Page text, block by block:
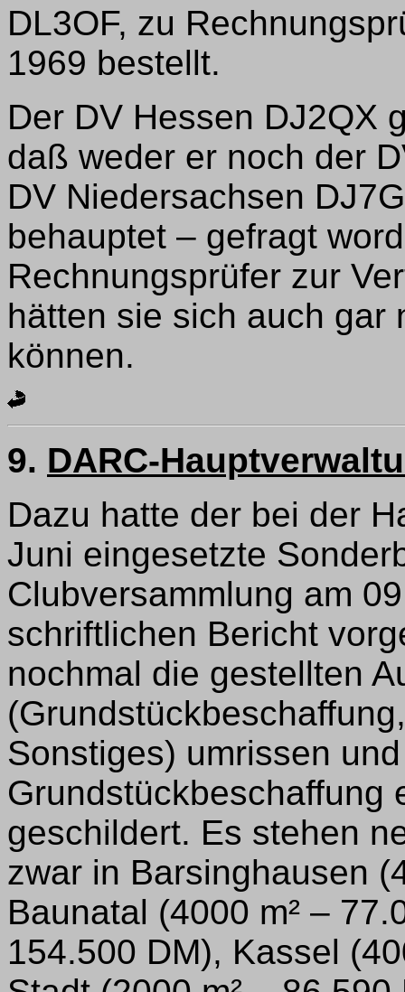
DL3OF, zu
1969 bestellt.
Der DV Hessen DJ2QX
daß weder er noch der
DV Niedersachsen
behauptet – gefragt
Rechnungsprüfer zur
hätten sie sich auch gar
können.
9. DARC-
Dazu hatte der bei der
Juni eingesetzte
Clubversammlung am
schriftlichen Bericht
nochmal die gestellten
Sonstiges) umrissen
Grundstückbeschaffung
geschildert. Es stehen
zwar in Barsinghausen
Baunatal (4000 m² –
154.500 DM), Kassel